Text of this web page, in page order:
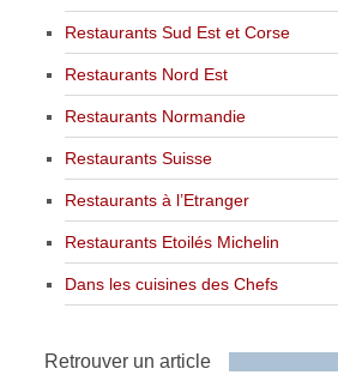
Restaurants Sud Est et Corse
Restaurants Nord Est
Restaurants Normandie
Restaurants Suisse
Restaurants à l’Etranger
Restaurants Etoilés Michelin
Dans les cuisines des Chefs
Retrouver un article